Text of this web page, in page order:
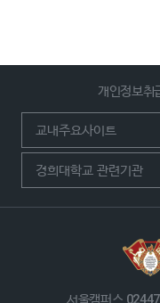
개인정보취
서울캠퍼스